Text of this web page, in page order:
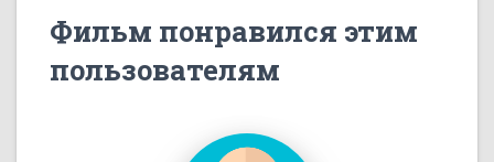
Фильм понравился этим
пользователям